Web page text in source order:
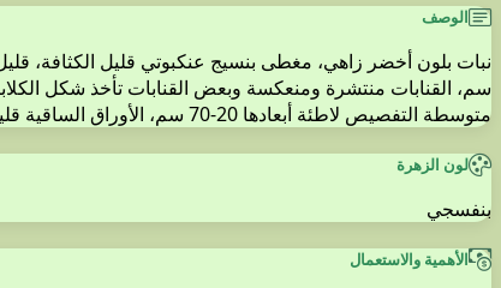
الوصف
سم، القنابات منتشرة ومنعكسة وبعض القنابات تأخذ شكل
متوسطة التفصيص لاطئة أبعادها 20-70 سم، الأوراق الساقية قليلة التفصيص أبعادها 2-9 سم، الثمرة بهمة مجعدة بتجاعيد عرضية وذات قمة مخروطية الشكل بلون بني محروق
لون الزهرة
بنفسجي
الأهمية والاستعمال